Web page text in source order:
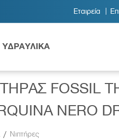
Εταιρεία
ΥΔΡΑΥΛΙΚΑ
FOSSIL
NERO
/ Νιπτήρες